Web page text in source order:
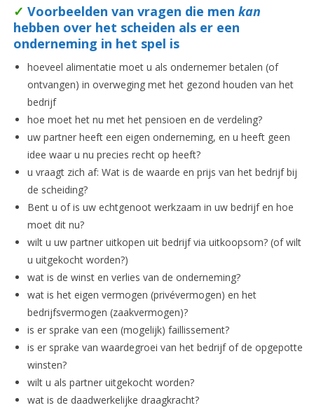
✓ Voorbeelden van vragen die men kan
hebben over het scheiden als er een
onderneming in het spel is
hoeveel alimentatie moet u als ondernemer betalen (of
ontvangen) in overweging met het gezond houden van het
bedrijf
hoe moet het nu met het pensioen en de verdeling?
uw partner heeft een eigen onderneming, en u heeft geen
idee waar u nu precies recht op heeft?
u vraagt zich af: Wat is de waarde en prijs van het bedrijf bij
de scheiding?
Bent u of is uw echtgenoot werkzaam in uw bedrijf en hoe
moet dit nu?
wilt u uw partner uitkopen uit bedrijf via uitkoopsom? (of wilt
u uitgekocht worden?)
wat is de winst en verlies van de onderneming?
wat is het eigen vermogen (privévermogen) en het
bedrijfsvermogen (zaakvermogen)?
is er sprake van een (mogelijk) faillissement?
is er sprake van waardegroei van het bedrijf of de opgepotte
winsten?
wilt u als partner uitgekocht worden?
wat is de daadwerkelijke draagkracht?